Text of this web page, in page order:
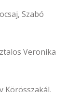
Szabó
Veronika
Körösszakál.